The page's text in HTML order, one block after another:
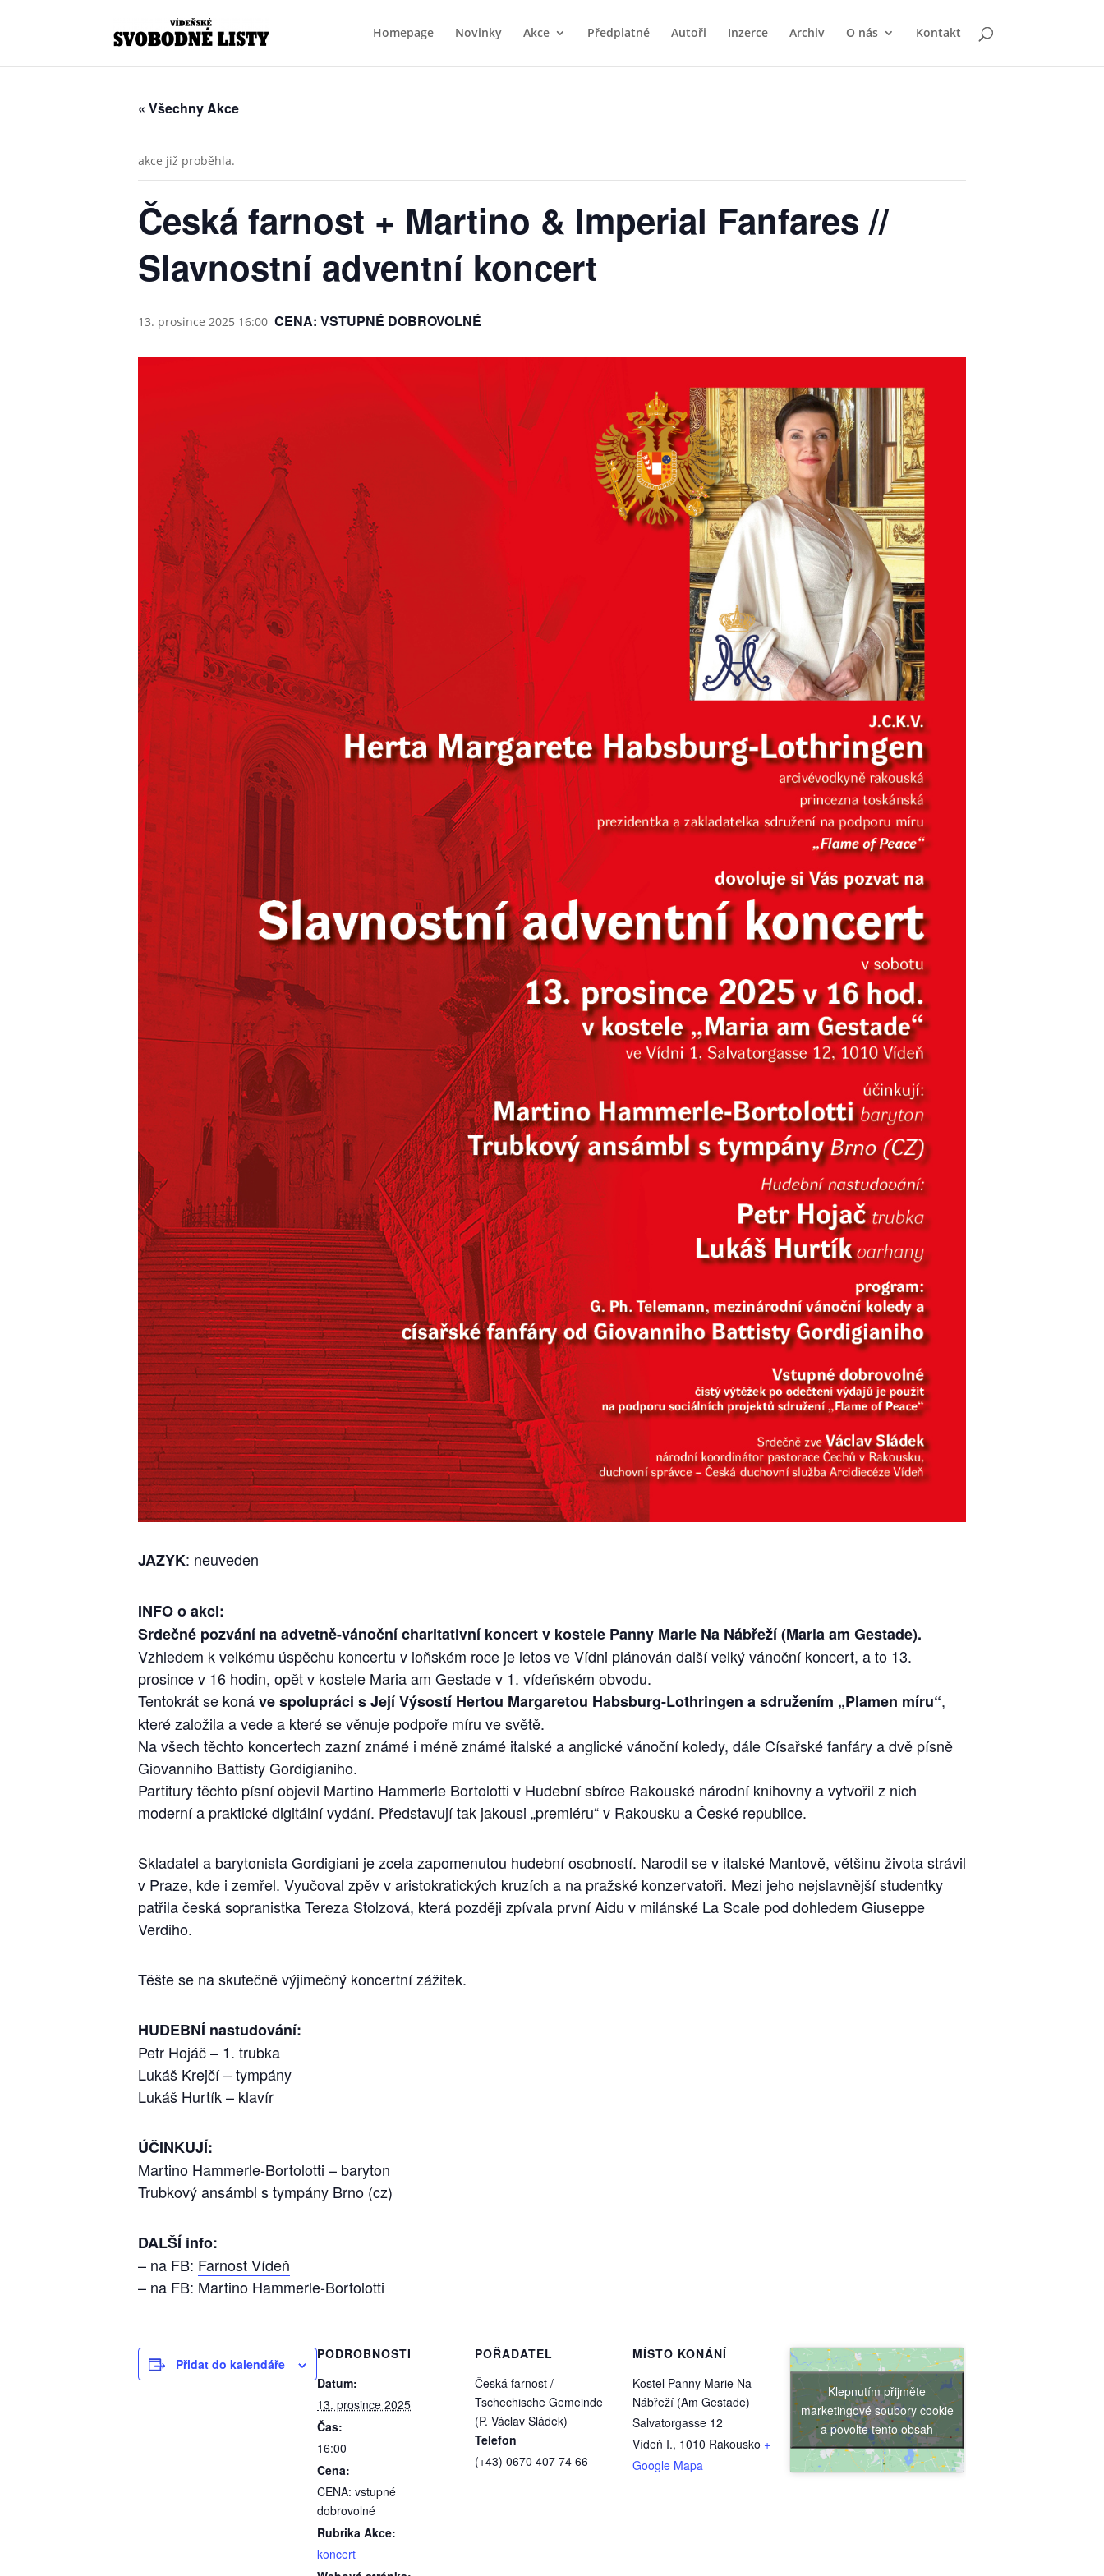
Homepage Novinky Akce Předplatné Autoři Inzerce Archiv O nás Kontakt
« Všechny Akce
akce již proběhla.
Česká farnost + Martino & Imperial Fanfares //
Slavnostní adventní koncert
13. prosince 2025 16:00 CENA: VSTUPNÉ DOBROVOLNÉ
JAZYK: neuveden
INFO o akci:
Srdečné pozvání na advetně-vánoční charitativní koncert v kostele Panny Marie Na Nábřeží (Maria am Gestade).
Vzhledem k velkému úspěchu koncertu v loňském roce je letos ve Vídni plánován další velký vánoční koncert, a to 13.
prosince v 16 hodin, opět v kostele Maria am Gestade v 1. vídeňském obvodu.
Tentokrát se konáve spolupráci s Její Výsostí Hertou Margaretou Habsburg-Lothringen a sdružením „Plamen míru“,
které založila a vede a které se věnuje podpoře míru ve světě.
Na všech těchto koncertech zazní známé i méně známé italské a anglické vánoční koledy, dále Císařské fanfáry a dvě písně
Giovanniho Battisty Gordigianiho.
Partitury těchto písní objevil Martino Hammerle Bortolotti v Hudební sbírce Rakouské národní knihovny a vytvořil z nich
moderní a praktické digitální vydání. Představují tak jakousi „premiéru“ v Rakousku a České republice.
Skladatel a barytonista Gordigiani je zcela zapomenutou hudební osobností. Narodil se v italské Mantově, většinu života strávil
v Praze, kde i zemřel. Vyučoval zpěv v aristokratických kruzích a na pražské konzervatoři. Mezi jeho nejslavnější studentky
patřila česká sopranistka Tereza Stolzová, která později zpívala první Aidu v milánské La Scale pod dohledem Giuseppe
Verdiho.
Těšte se na skutečně výjimečný koncertní zážitek.
HUDEBNÍ nastudování:
Petr Hojáč – 1. trubka
Lukáš Krejčí – tympány
Lukáš Hurtík – klavír
ÚČINKUJÍ:
Martino Hammerle-Bortolotti – baryton
Trubkový ansámbl s tympány Brno (cz)
DALŠÍ info:
– na FB: Farnost Vídeň
– na FB: Martino Hammerle-Bortolotti
Přidat do kalendáře
PODROBNOSTI
Datum:
13. prosince 2025
Čas:
16:00
Cena:
CENA: vstupné
dobrovolné
Rubrika Akce:
koncert
POŘADATEL
Česká farnost /
Tschechische Gemeinde
(P. Václav Sládek)
Telefon
(+43) 0670 407 74 66
MÍSTO KONÁNÍ
Kostel Panny Marie Na
Nábřeží (Am Gestade)
Salvatorgasse 12
Vídeň I., 1010 Rakousko +
Google Mapa
Klepnutím přijměte
marketingové soubory cookie
a povolte tento obsah